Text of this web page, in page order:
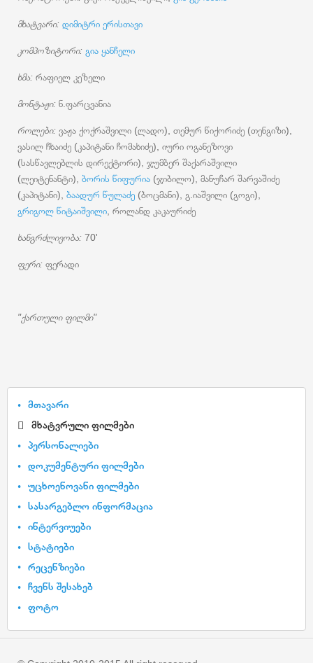
მხატვარი: დიმიტრი ერისთავი
კომპოზიტორი: გია ყანჩელი
ხმა: რაფიელ კეზელი
მონტაჟი: ნ.ფარცვანია
როლები: ვაჟა ქოქრაშვილი (ლადო), თემურ წიქორიძე (თენგიზი),
ვასილ ჩხაიძე (კაპიტანი ჩომახიძე), იური ოგანეზოვი
(სასწავლებლის დირექტორი), ჯუმბერ შაქარაშვილი
(ლეიტენანტი), ბორის წიფურია (ჯიბილო), მანუჩარ შარვაშიძე
(კაპიტანი), ბაადურ წულაძე (ბოცმანი), გ.იაშვილი (გოგი),
გრიგოლ წიტაიშვილი , როლანდ კაკაურიძე
ხანგრძლივობა: 70'
ფერი: ფერადი
"ქართული ფილმი"
მთავარი
მხატვრული ფილმები
პერსონალიები
დოკუმენტური ფილმები
უცხოენოვანი ფილმები
სასარგებლო ინფორმაცია
ინტერვიუები
სტატიები
რეცენზიები
ჩვენს შესახებ
ფოტო